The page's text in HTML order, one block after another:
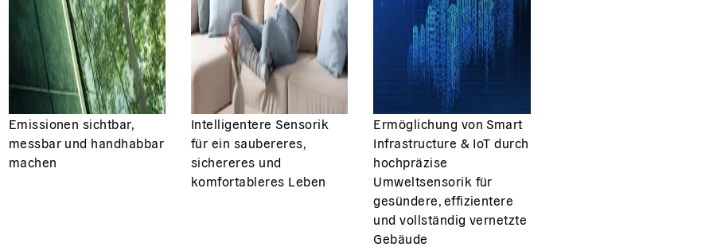
Emissionen sichtbar,
messbar und handhabbar
machen
Intelligentere Sensorik
für ein saubereres,
sichereres und
komfortableres Leben
Ermöglichung von Smart
Infrastructure & IoT durch
hochpräzise
Umweltsensorik für
gesündere, effizientere
und vollständig vernetzte
Gebäude